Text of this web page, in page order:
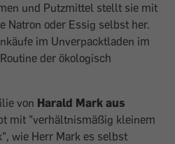
und Putzmittel stellt sie mit
Natron oder Essig selbst her.
im Unverpacktladen im
der ökologisch
von Harald Mark aus
mit "verhältnismäßig kleinem
wie Herr Mark es selbst